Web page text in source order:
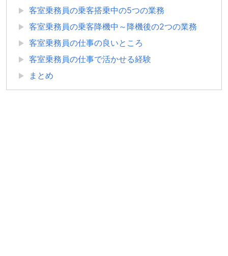
客室乗務員の乗客搭乗中の5つの業務
客室乗務員の乗客降機中～降機後の2つの業務
客室乗務員の仕事の良いところ
客室乗務員の仕事で活かせる経験
まとめ